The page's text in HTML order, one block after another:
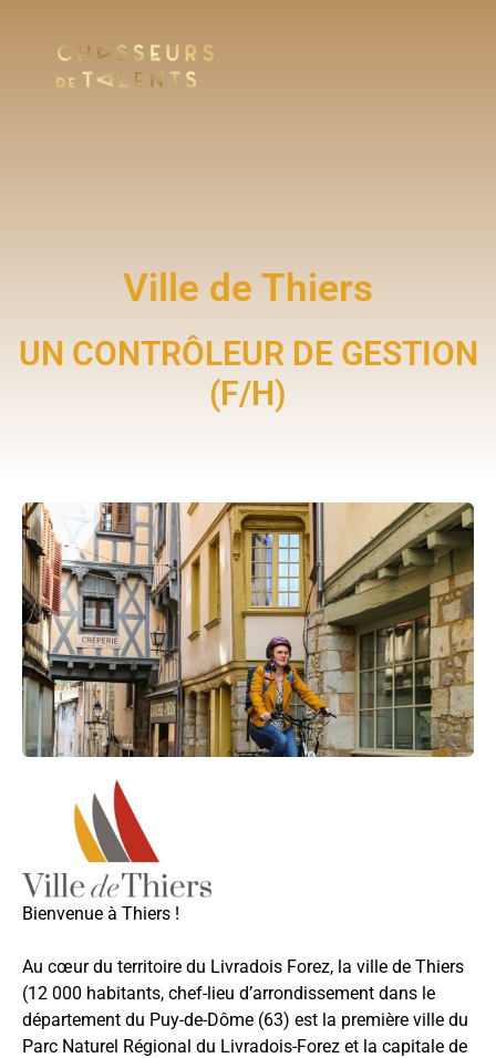
Ville de Thiers
UN CONTRÔLEUR DE GESTION
(F/H)
Bienvenue à Thiers !
Au cœur du territoire du Livradois Forez, la ville de Thiers
(12 000 habitants, chef-lieu d’arrondissement dans le
département du Puy-de-Dôme (63) est la première ville du
Parc Naturel Régional du Livradois-Forez et la capitale de